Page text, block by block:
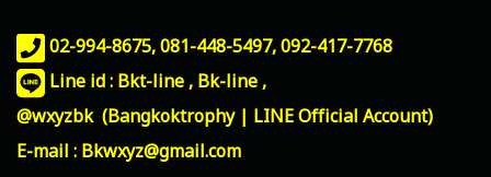
02-994-8675, 081-448-5497,092-417-7768
Line id : Bkt-line , Bk-line ,
@wxyzbk (Bangkoktrophy | LINE Official Account)
E-mail : Bkwxyz@gmail.com